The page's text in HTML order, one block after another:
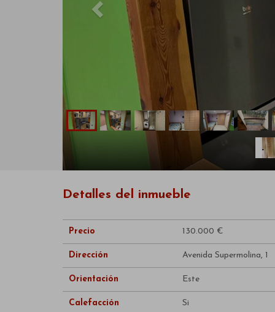
Detalles del inmueble
Precio 130.000 €
Dirección Avenida Supermolina, 1
Orientación Este
Calefacción Si